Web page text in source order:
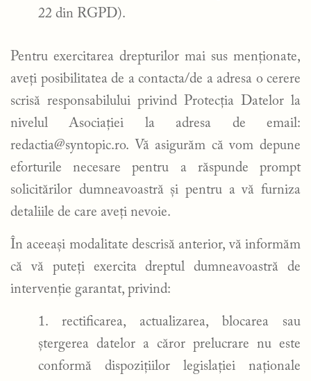
22 din RGPD).
Pentru exercitarea drepturilor mai sus menționate,
aveți posibilitatea de a contacta/de a adresa o cerere
scrisă responsabilului privind Protecția Datelor la
nivelul Asociației la adresa de email:
redactia@syntopic.ro. Vă asigurăm că vom depune
eforturile necesare pentru a răspunde prompt
solicitărilor dumneavoastră și pentru a vă furniza
detaliile de care aveți nevoie.
În aceeași modalitate descrisă anterior, vă informăm
că vă puteți exercita dreptul dumneavoastră de
intervenție garantat, privind:
rectificarea, actualizarea, blocarea sau
ștergerea datelor a căror prelucrare nu este
conformă dispozițiilor legislației naționale